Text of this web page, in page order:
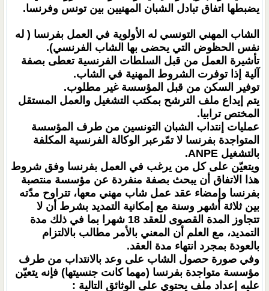
يضبطها اتفاق تبادل الشبان المهنيين بين تونس وفرنسا.
الشاب المهني التونسي له الأولوية في العمل بفرنسا ( له
نفس الحظوض التي يحضى بها الشاب الفرنسي).
تأشيرة العمل من قبل السلطات الفرنسية تعطى بصفة
آلية إذا توفرت الشروط المهنية في الشاب.
توفير السكن من قبل المؤسسة غير مطلوب.
يتم إيداع ملف الترشح بمكتب التشغيل والعمل المستقل
المختص ترابيا.
عمليات إنتداب الشبان التونسين من طرف المؤسسة
المتواجدة بفرنسا لا تمّرعبر الوكالة الفرنسية المكلفة
بالتشغيل ANPE.
ويتعيّن على كل من يرغب في العمل بفرنسا وفق شروط
هذا الاتفاق أن يبحث بصفة منفردة عن مؤسسة منتصبة
بفرنسا وإمضاء عقد عمل شاب مهني معها، تتراوح مدّته
بين ثلاثة أشهر وسنة مع إمكانية التمديد بشرط أن لا
تتجاوز المدة القصوى للعقد 18 شهرا بما في ذلك مدة
التمديد، مع العلم أن المعني بالأمر مطالب بالالتزام
بالعودة بمجرد انتهاء مدة العقد.
وفي صورة حصول الشاب على وعد بالانتداب من طرف
مؤسسة متواجدة بفرنسا (مهما كانت جنسيتها) فإنه يتعيّن
عليه إعداد ملف يحتوي على الوثائق التالية :